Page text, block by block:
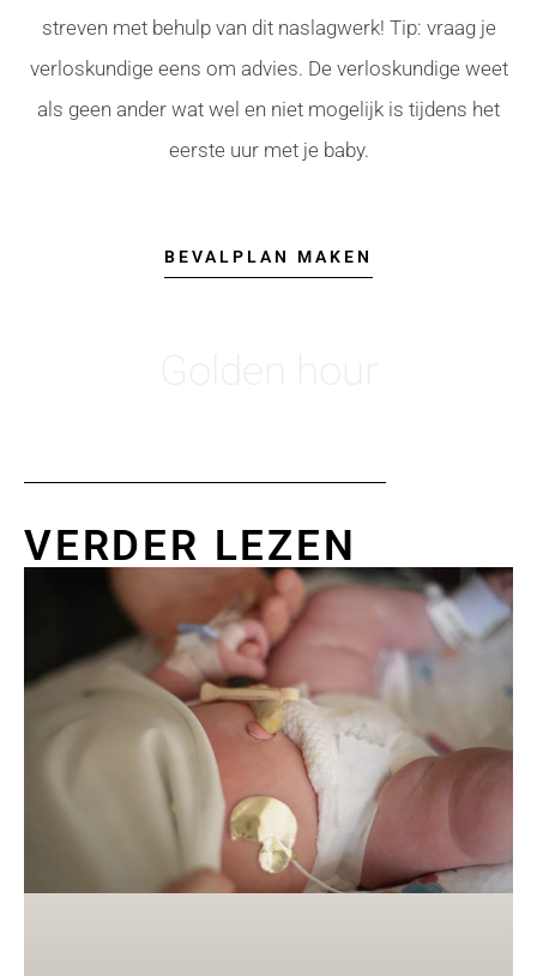
streven met behulp van dit naslagwerk! Tip: vraag je
verloskundige eens om advies. De verloskundige weet
als geen ander wat wel en niet mogelijk is tijdens het
eerste uur met je baby.
BEVALPLAN MAKEN
Golden hour
VERDER LEZEN